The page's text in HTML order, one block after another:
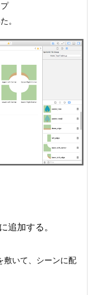
。
追加する。
敷いて、シーンに配